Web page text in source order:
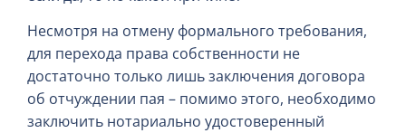
Несмотря на отмену формального требования,
для перехода права собственности не
достаточно только лишь заключения договора
об отчуждении пая – помимо этого, необходимо
заключить нотариально удостоверенный